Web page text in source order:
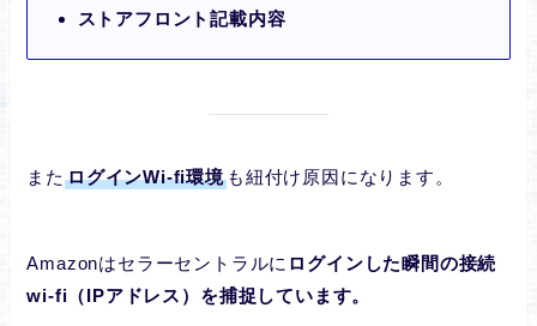
ストアフロント記載内容
またログインWi-fi環境も紐付け原因になります。
Amazonはセラーセントラルに ログインした瞬間の接続
wi-fi（IPアドレス）を捕捉しています。